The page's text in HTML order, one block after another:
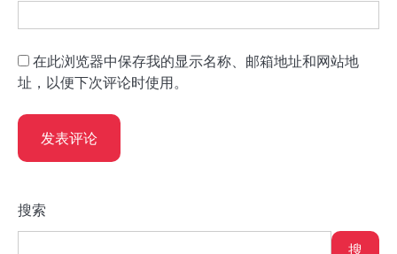
在此浏览器中保存我的显示名称、邮箱地址和网站地
址，以便下次评论时使用。
搜索
搜